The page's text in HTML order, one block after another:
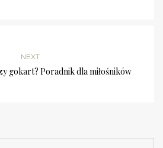
NEXT
gokart? Poradnik dla miłośników